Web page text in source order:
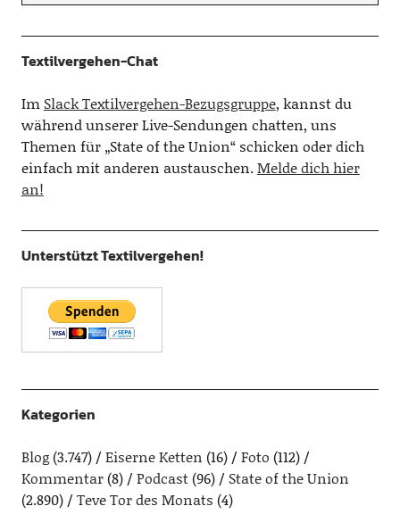
Textilvergehen-Chat
Im Slack Textilvergehen-Bezugsgruppe, kannst du
während unserer Live-Sendungen chatten, uns
Themen für „State of the Union“ schicken oder dich
einfach mit anderen austauschen.Melde dich hier
an!
Unterstützt Textilvergehen!
Kategorien
Blog(3.747) Eiserne Ketten (16) Foto (112)
Kommentar(8) Podcast(96)
State of the Union
(2.890)
Teve Tor des Monats (4)